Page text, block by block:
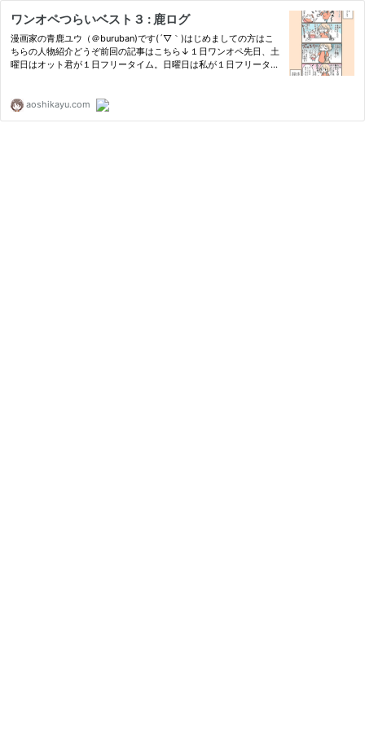
ワンオペつらいベスト３ : 鹿ログ
漫画家の青鹿ユウ（＠buruban)です(´▽｀)はじめましての方はこ
ちらの人物紹介どうぞ前回の記事はこちら↓１日ワンオペ先日、土
曜日はオット君が１日フリータイム。日曜日は私が１日フリータイ
aoshikayu.com